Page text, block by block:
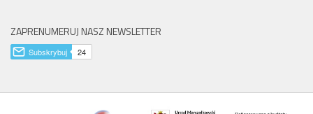
ZAPRENUMERUJ NASZ NEWSLETTER